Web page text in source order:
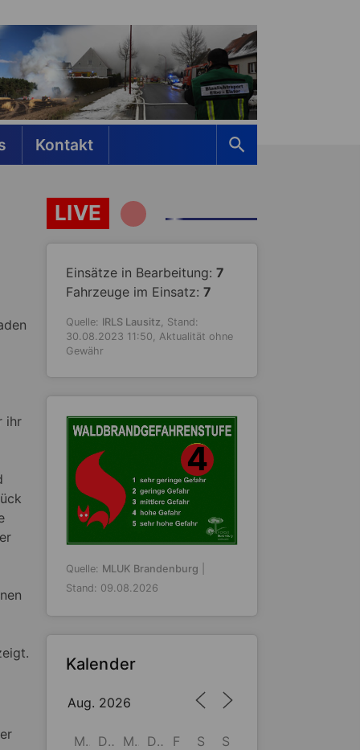
Kontakt
ihr
LIVE
Einsätze in Bearbeitung: 7
Fahrzeuge im Einsatz: 7
Quelle: IRLS Lausitz, Stand:
30.08.2023 11:50, Aktualität ohne
Gewähr
4
Quelle: MLUK Brandenburg
Stand: 09.08.2026
Kalender
Aug. 2026
M D M D F S
S